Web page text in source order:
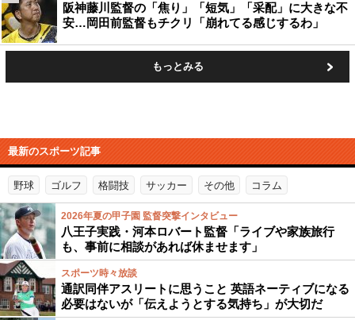
阪神藤川監督の「焦り」「短気」「采配」に大きな不
安…岡田前監督もチクリ「崩れてる感じするわ」
もっとみる
最新のスポーツ記事
野球 ゴルフ 格闘技 サッカー その他 コラム
2026年夏の甲子園 監督突撃インタビュー
八王子実践・河本ロバート監督「ライブや家族旅行
も、事前に相談があれば休ませます」
スポーツ時々放談
通訳同伴アスリートに思うこと 英語ネーティブになる
必要はないが「伝えようとする気持ち」が大切だ